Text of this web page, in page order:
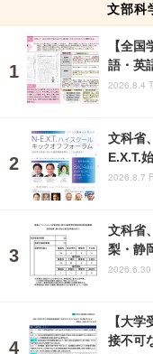
文部科
【全
語・英
2026.8.4
文科省
E.X.T.
2026.8.7
文科省
梨・静
2026.6.30
【大
接不可